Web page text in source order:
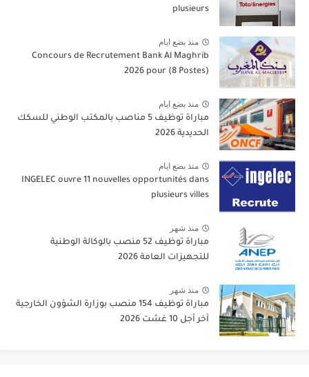
plusieurs
منذ بضع ايام
Concours de Recrutement Bank Al Maghrib
2026 pour (8 Postes)
منذ بضع ايام
مباراة توظيف 5 مناصب بالمكتب الوطني للسكك
الحديدية 2026
منذ بضع ايام
INGELEC ouvre 11 nouvelles opportunités dans
plusieurs villes
منذ شهر
مباراة توظيف 52 منصب بالوكالة الوطنية
للتجهيزات العامة 2026
منذ شهر
مباراة توظيف 154 منصب بوزارة الشؤون الخارجية
آخر أجل 10 غشت 2026